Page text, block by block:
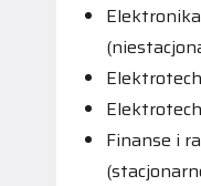
Finanse i